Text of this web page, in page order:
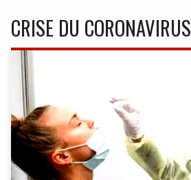
CRISE DU CORONAVIRUS